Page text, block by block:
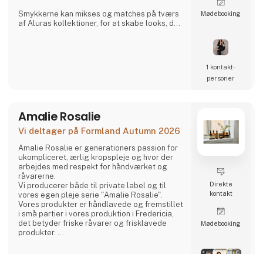
Smykkerne kan mikses og matches på tværs
af Aluras kollektioner, for at skabe looks, der
Møde­booking
1 kontakt­
personer
Amalie Rosalie
Vi deltager på Formland Autumn 2026
Amalie Rosalie er generationers passion for
ukompliceret, ærlig kropspleje og hvor der
arbejdes med respekt for håndværket og
råvarerne.
Vi producerer både til private label og til
vores egen pleje serie "Amalie Rosalie".
Vores produkter er håndlavede og fremstillet
i små partier i vores produktion i Fredericia,
det betyder friske råvarer og frisklavede
produkter.
Direkte
kontakt
Møde­booking